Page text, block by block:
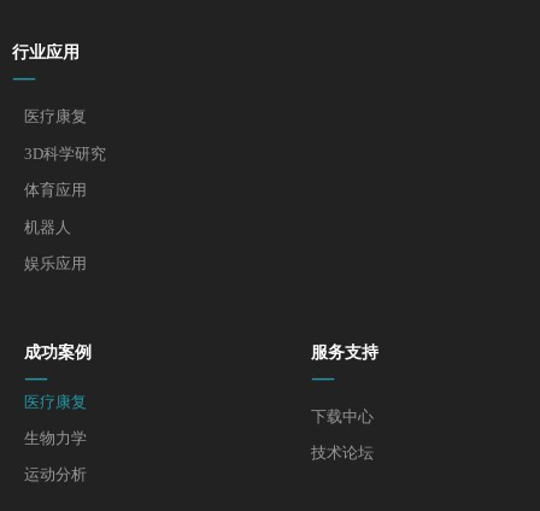
行业应用
—
医疗康复
3D科学研究
体育应用
机器人
娱乐应用
成功案例
—
医疗康复
生物力学
运动分析
服务支持
—
下载中心
技术论坛